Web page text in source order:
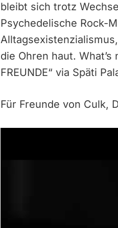
bleibt sich trotz
Psychedelische Rock-
die Ohren haut.
FREUNDE“ via Späti
Für Freunde von Culk,